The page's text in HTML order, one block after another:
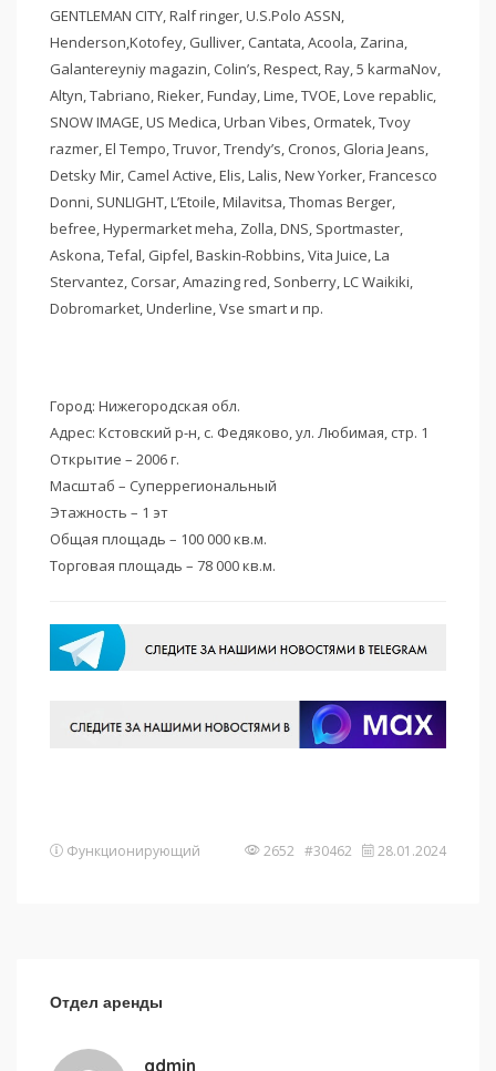
GENTLEMAN CITY, Ralf ringer, U.S.Polo ASSN,
Henderson,Kotofey, Gulliver, Cantata, Acoola, Zarina,
Galantereyniy magazin, Colin’s, Respect, Ray, 5 karmaNov,
Altyn, Tabriano, Rieker, Funday, Lime, TVOE, Love repablic,
SNOW IMAGE, US Medica, Urban Vibes, Ormatek, Tvoy
razmer, El Tempo, Truvor, Trendy’s, Cronos, Gloria Jeans,
Detsky Mir, Camel Active, Elis, Lalis, New Yorker, Francesco
Donni, SUNLIGHT, L’Etoile, Milavitsa, Thomas Berger,
befree, Hypermarket meha, Zolla, DNS, Sportmaster,
Askona, Tefal, Gipfel, Baskin-Robbins, Vita Juice, La
Stervantez, Corsar, Amazing red, Sonberry, LC Waikiki,
Dobromarket, Underline, Vse smart и пр.
Город: Нижегородская обл.
Адрес: Кстовский р-н, с. Федяково, ул. Любимая, стр. 1
Открытие – 2006 г.
Масштаб – Суперрегиональный
Этажность – 1 эт
Общая площадь – 100 000 кв.м.
Торговая площадь – 78 000 кв.м.
Функционирующий 2652 #30462 28.01.2024
Отдел аренды
admin